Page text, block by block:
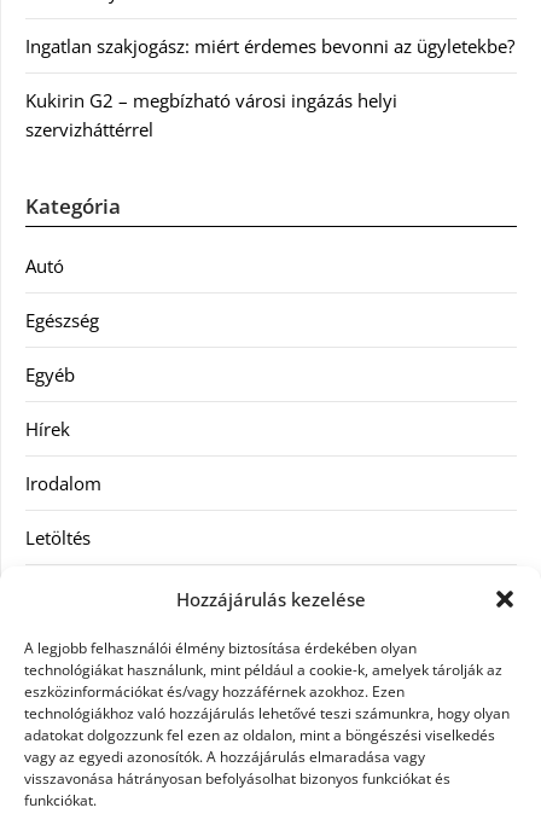
Hozzájárulás kezelése
A legjobb felhasználói élmény biztosítása érdekében olyan
technológiákat használunk, mint például a cookie-k, amelyek tárolják az
eszközinformációkat és/vagy hozzáférnek azokhoz. Ezen
technológiákhoz való hozzájárulás lehetővé teszi számunkra, hogy olyan
adatokat dolgozzunk fel ezen az oldalon, mint a böngészési viselkedés
vagy az egyedi azonosítók. A hozzájárulás elmaradása vagy
visszavonása hátrányosan befolyásolhat bizonyos funkciókat és
funkciókat.
Ingatlan szakjogász: miért érdemes bevonni az ügyletekbe?
Kukirin G2 – megbízható városi ingázás helyi
szervizháttérrel
Kategória
Autó
Egészség
Egyéb
Hírek
Irodalom
Letöltés
SEO
Szolgáltatás
Szórakozás
Táskák